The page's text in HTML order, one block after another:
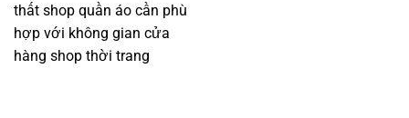
thất shop quần áo cần phù
hợp với không gian cửa
hàng shop thời trang